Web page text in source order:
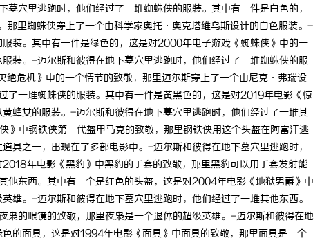
穴里逃跑时，他们经过了一堆蜘蛛侠的服装。其中有一件是白色的，
那里蜘蛛侠穿上了一个由科学家奥托·奥克塔维乌斯设计的白色服装。-
装。其中有一件是绿色的，这是对2000年电子游戏《蜘蛛侠》中的一
装。-迈尔斯和彼得在地下墓穴里逃跑时，他们经过了一堆蜘蛛侠的服
危机》中的一个情节的致敬，那里迈尔斯穿上了一个由尼克·弗瑞设
一堆蜘蛛侠的服装。其中有一件是黄黑色的，这是对2019年电影《惊
蜂女的服装。-迈尔斯和彼得在地下墓穴里逃跑时，他们经过了一堆其
中钢铁侠第一代盔甲马克的致敬，那里钢铁侠用这个头盔在阿富汗逃
具之一，出现在了多部电影中。-迈尔斯和彼得在地下墓穴里逃跑时，
年电影《黑豹》中黑豹的手套的致敬，那里黑豹可以用手套发射能
东西。其中有一个是红色的头盔，这是对2004年电影《地狱男爵》中
雄。-迈尔斯和彼得在地下墓穴里逃跑时，他们经过了一堆其他东西。
的眼镜的致敬，那里夜枭是一个退休的超级英雄。-迈尔斯和彼得在地
的面具，这是对1994年电影《面具》中面具的致敬，那里面具是一个
贝净 AC 国际医疗实验室，标准化研发体系
全解析
武汉配眼镜 上海配眼镜